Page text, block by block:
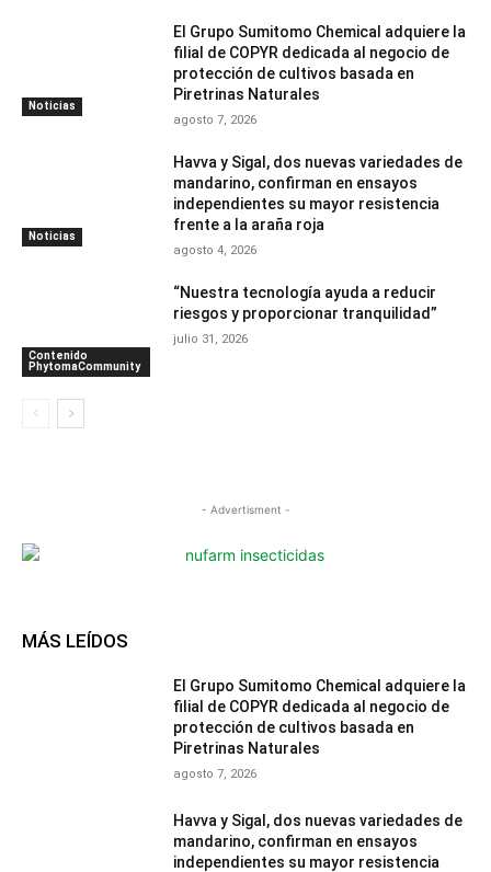
Noticias
El Grupo Sumitomo Chemical adquiere la
filial de COPYR dedicada al negocio de
protección de cultivos basada en
Piretrinas Naturales
agosto 7, 2026
Noticias
Havva y Sigal, dos nuevas variedades de
mandarino, confirman en ensayos
independientes su mayor resistencia
frente a la araña roja
agosto 4, 2026
Contenido
PhytomaCommunity
“Nuestra tecnología ayuda a reducir
riesgos y proporcionar tranquilidad”
julio 31, 2026
- Advertisment -
MÁS LEÍDOS
El Grupo Sumitomo Chemical adquiere la
filial de COPYR dedicada al negocio de
protección de cultivos basada en
Piretrinas Naturales
agosto 7, 2026
Havva y Sigal, dos nuevas variedades de
mandarino, confirman en ensayos
independientes su mayor resistencia